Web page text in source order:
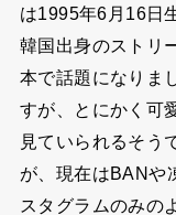
は1995年6月16日
韓国出身のストリ
本で話題になりま
すが、とにかく可
見ていられるそう
が、現在はBANや
スタグラムのみの